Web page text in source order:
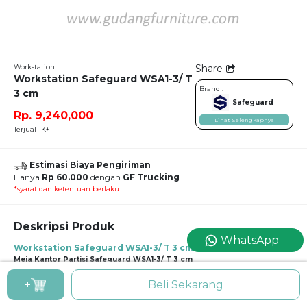
Workstation
Workstation Safeguard WSA1-3/ T
3 cm
Rp. 9,240,000
Terjual 1K+
Share
Brand :
Safeguard
Lihat Selengkapnya
Estimasi Biaya Pengiriman
Hanya Rp 60.000 dengan GF Trucking
*syarat dan ketentuan berlaku
Deskripsi Produk
Workstation Safeguard WSA1-3/ T 3 cm
Meja Kantor Partisi Safeguard WSA1-3/ T 3 cm
Kebutuhan setiap pekerja itu berbeda-beda, tergantung dari jenis
pekerjaannya, jabatannya, bahkan proses bekerja yang ia tempuh. Oleh karena
itu, eksistensi furniture custom pada workstation untuk 3 orang ini bisa menjadi
+ Beli Sekarang
WhatsApp